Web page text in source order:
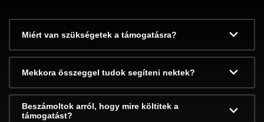
Miért van szükségetek a támogatásra?
Mekkora összeggel tudok segíteni nektek?
Beszámoltok arról, hogy mire költitek a
támogatást?